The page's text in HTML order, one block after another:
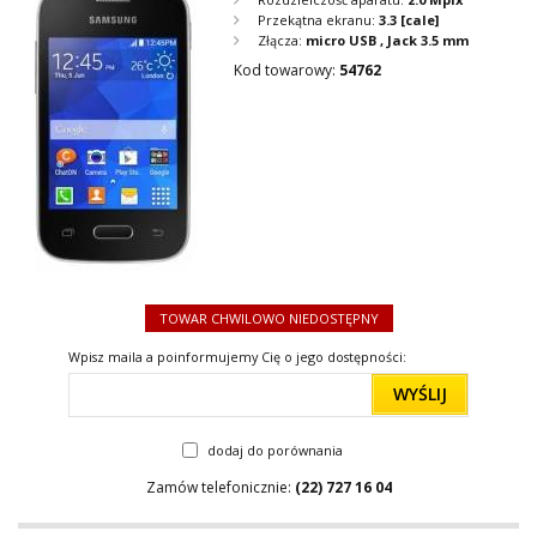
Przekątna ekranu: 3.3 [cale]
Złącza: micro USB , Jack 3.5 mm
Kod towarowy: 54762
TOWAR CHWILOWO NIEDOSTĘPNY
Wpisz maila a poinformujemy Cię o jego dostępności:
WYŚLIJ
dodaj do porównania
Zamów telefonicznie: (22) 727 16 04